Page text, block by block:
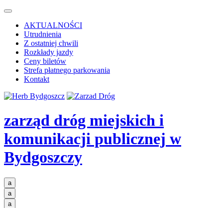
AKTUALNOŚCI
Utrudnienia
Z ostatniej chwili
Rozkłady jazdy
Ceny biletów
Strefa płatnego parkowania
Kontakt
zarząd dróg miejskich i
komunikacji publicznej w
Bydgoszczy
a
a
a